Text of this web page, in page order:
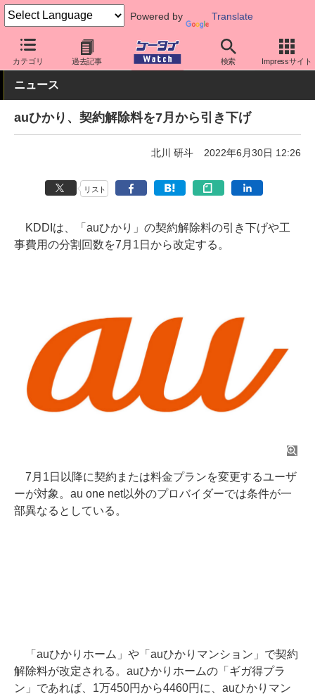
Powered by Translate
カテゴリ 過去記事 検索 Impressサイト
ケータイ Watch キャリア au 料金プラン・割引
ニュース
auひかり、契約解除料を7月から引き下げ
北川 研斗 2022年6月30日 12:26
リスト
KDDIは、「auひかり」の契約解除料の引き下げや工
事費用の分割回数を7月1日から改定する。
7月1日以降に契約または料金プランを変更するユーザ
ーが対象。au one net以外のプロバイダーでは条件が一
部異なるとしている。
「auひかりホーム」や「auひかりマンション」で契約
解除料が改定される。auひかりホームの「ギガ得プラ
ン」であれば、1万450円から4460円に、auひかりマン